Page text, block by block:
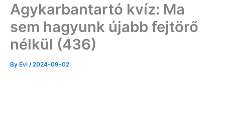
Agykarbantartó kvíz: Ma
sem hagyunk újabb fejtörő
nélkül (436)
By Évi /2024-09-02